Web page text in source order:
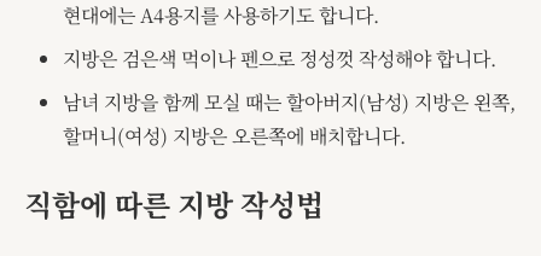
현대에는 A4용지를 사용하기도 합니다.
지방은 검은색 먹이나 펜으로 정성껏 작성해야 합니다.
남녀 지방을 함께 모실 때는 할아버지(남성) 지방은 왼쪽,
할머니(여성) 지방은 오른쪽에 배치합니다.
직함에 따른 지방 작성법